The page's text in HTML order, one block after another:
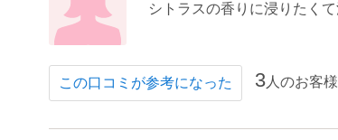
シトラスの香りに浸りたく
この口コミが参考になった 3人のお客